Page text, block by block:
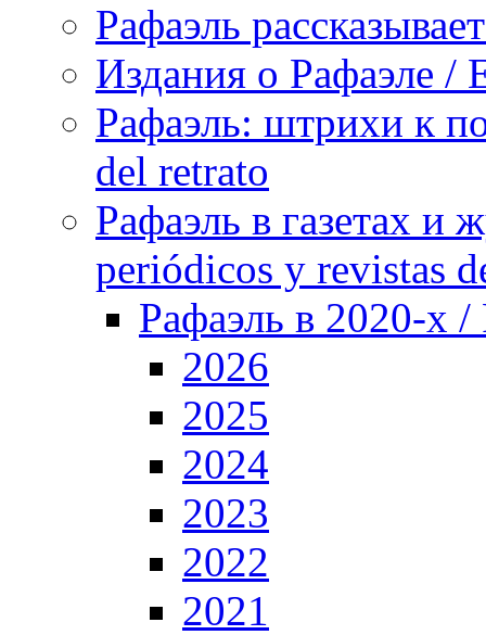
Рафаэль
Издания о Рафаэле /
Рафаэль: штрихи к
del retrato
Рафаэль в газетах и
periódicos y revistas
Рафаэль в 2020-х /
2026
2025
2024
2023
2022
2021